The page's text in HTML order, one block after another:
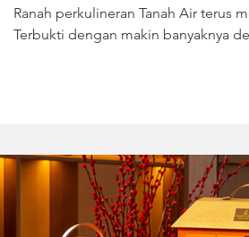
Ranah perkulineran Tanah Air terus
Terbukti dengan makin banyaknya